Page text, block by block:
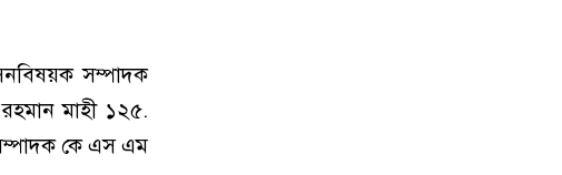
সম্পাদক
মাহী ১২৫.
কে এস এম